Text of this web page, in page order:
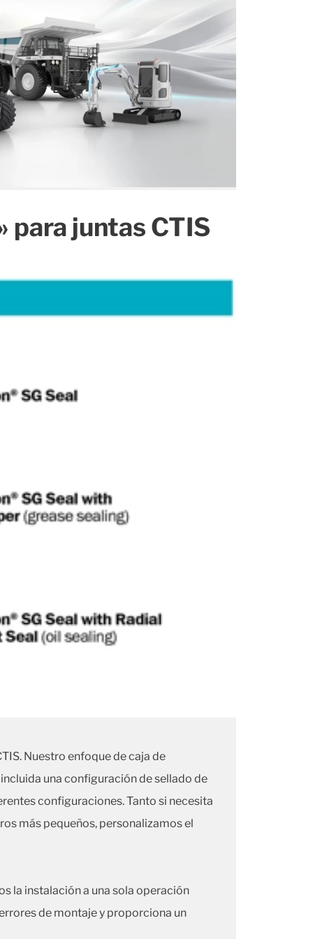
para juntas CTIS
Nuestro enfoque de caja de
una configuración de sellado de
configuraciones. Tanto si necesita
más pequeños, personalizamos el
la instalación a una sola operación
de montaje y proporciona un